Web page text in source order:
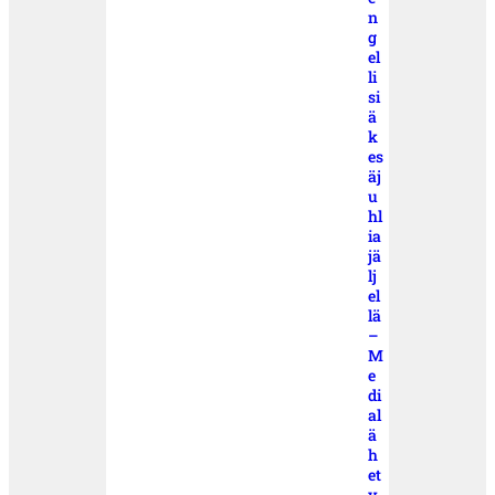
n
g
el
li
si
ä
k
es
äj
u
hl
ia
jä
lj
el
lä
–
M
e
di
al
ä
h
et